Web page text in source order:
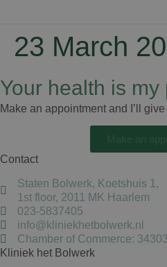
23 March
Your health is my
Make an appointment and I’ll
Contact
Staten Bolwerk, Koetshuis 1,
1st floor, 2011 MK Haarlem
023-5837405
info@kliniekhetbolwerk.nl
Chamber of Commerce:
Kliniek het Bolwerk